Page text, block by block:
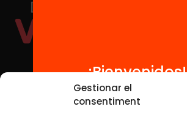
Gestionar el
consentiment
Redes sociales¡Bienvenidos!